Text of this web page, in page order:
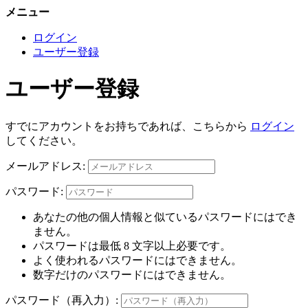
メニュー
ログイン
ユーザー登録
ユーザー登録
すでにアカウントをお持ちであれば、こちらから ログイン
してください。
メールアドレス:
パスワード:
あなたの他の個人情報と似ているパスワードにはでき
ません。
パスワードは最低 8 文字以上必要です。
よく使われるパスワードにはできません。
数字だけのパスワードにはできません。
パスワード（再入力）: